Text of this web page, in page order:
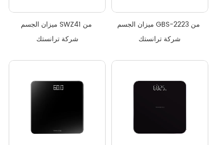
ميزان الجسم SWZ41 من
شركة ترانستك
ميزان الجسم GBS-2223 من
شركة ترانستك